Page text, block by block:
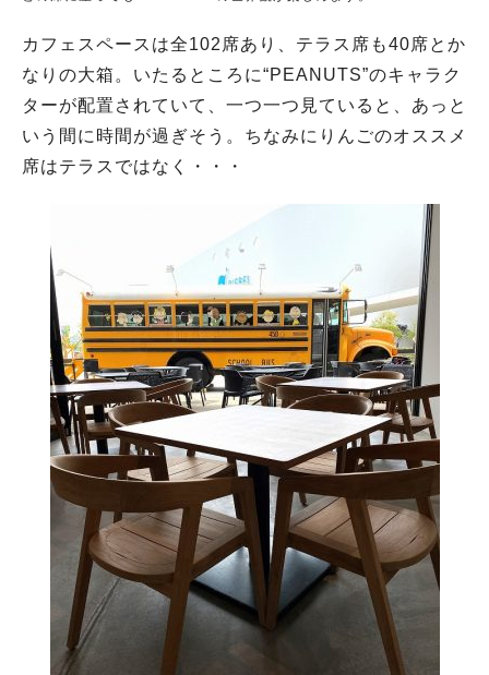
カフェスペースは全102席あり、テラス席も40席とか
なりの大箱。いたるところに“PEANUTS”のキャラク
ターが配置されていて、一つ一つ見ていると、あっと
いう間に時間が過ぎそう。ちなみにりんごのオススメ
席はテラスではなく・・・